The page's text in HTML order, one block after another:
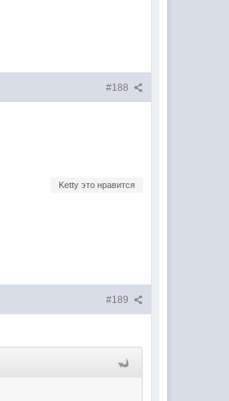
#188
Ketty это нравится
#189